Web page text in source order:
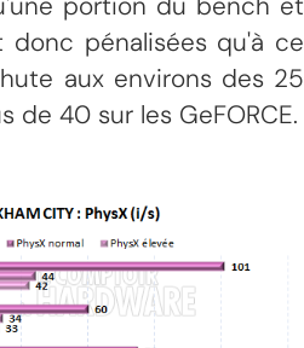
donc pénalisées qu'à ce
aux environs des 25
de 40 sur les GeFORCE.